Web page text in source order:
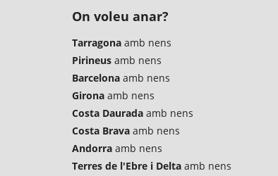
On voleu anar?
Tarragona amb nens
Pirineus amb nens
Barcelona amb nens
Girona amb nens
Costa Daurada amb nens
Costa Brava amb nens
Andorra amb nens
Terres de l'Ebre i Delta amb nens